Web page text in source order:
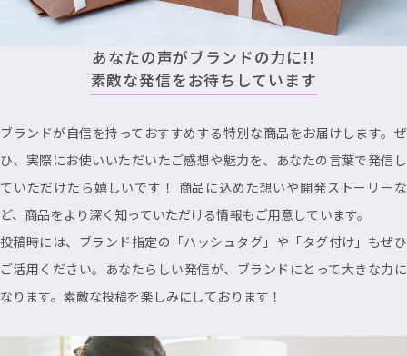
あなたの声がブランドの力に!!
素敵な発信をお待ちしています
ブランドが自信を持っておすすめする特別な商品をお届けします。ぜ
ひ、実際にお使いいただいたご感想や魅力を、あなたの言葉で発信し
ていただけたら嬉しいです！ 商品に込めた想いや開発ストーリーな
ど、商品をより深く知っていただける情報もご用意しています。
投稿時には、ブランド指定の「ハッシュタグ」や「タグ付け」もぜひ
ご活用ください。あなたらしい発信が、ブランドにとって大きな力に
なります。素敵な投稿を楽しみにしております！